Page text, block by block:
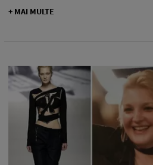
+ MAI MULTE